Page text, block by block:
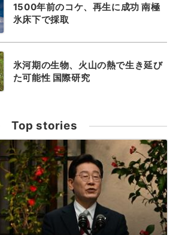
1500年前のコケ、再生に成功 南極
氷床下で採取
氷河期の生物、火山の熱で生き延び
た可能性 国際研究
Top stories